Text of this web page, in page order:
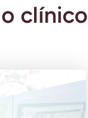
clínico